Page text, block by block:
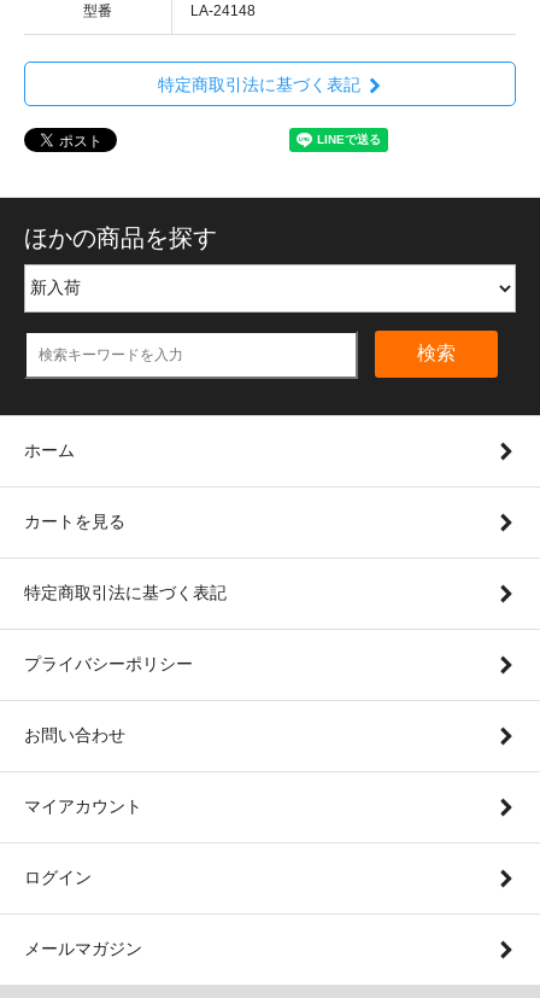
型番 LA-24148
特定商取引法に基づく表記
ほかの商品を探す
検索
ホーム
カートを見る
特定商取引法に基づく表記
プライバシーポリシー
お問い合わせ
マイアカウント
ログイン
メールマガジン